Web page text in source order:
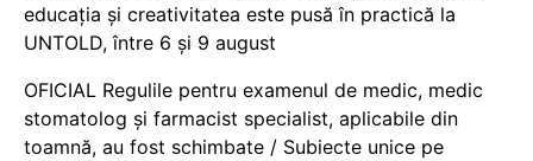
educația și creativitatea este pusă în practică la
UNTOLD, între 6 și 9 august
OFICIAL Regulile pentru examenul de medic, medic
stomatolog și farmacist specialist, aplicabile din
toamnă, au fost schimbate / Subiecte unice pe